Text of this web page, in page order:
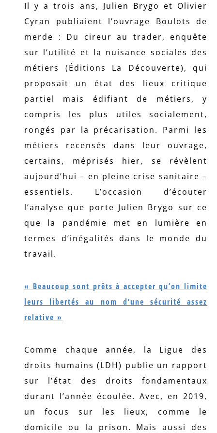
Il y a trois ans, Julien Brygo et Olivier
Cyran publiaient l’ouvrage Boulots de
merde : Du cireur au trader, enquête
sur l’utilité et la nuisance sociales des
métiers (Éditions La Découverte), qui
proposait un état des lieux critique
partiel mais édifiant de métiers, y
compris les plus utiles socialement,
rongés par la précarisation. Parmi les
métiers recensés dans leur ouvrage,
certains, méprisés hier, se révèlent
aujourd’hui – en pleine crise sanitaire –
essentiels. L’occasion d’écouter
l’analyse que porte Julien Brygo sur ce
que la pandémie met en lumière en
termes d’inégalités dans le monde du
travail.
« Beaucoup sont prêts à accepter qu’on limite
leurs libertés au nom d’une sécurité assez
relative »
Comme chaque année, la Ligue des
droits humains (LDH) publie un rapport
sur l’état des droits fondamentaux
durant l’année écoulée. Avec, en 2019,
un focus sur les lieux, comme le
domicile ou la prison. Mais aussi des